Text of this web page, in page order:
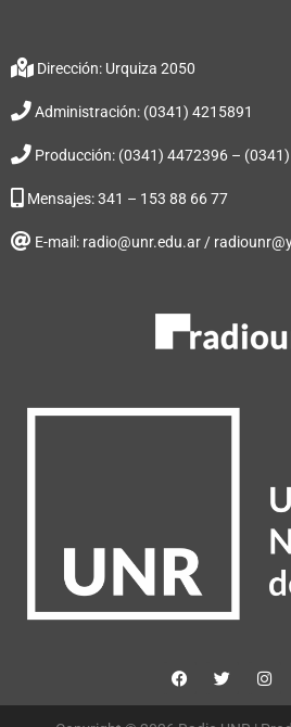
Dirección: Urquiza 2050
Administración: (0341) 4215891
Producción: (0341) 4472396 –
Mensajes: 341 – 153 88 66 77
E-mail: radio@unr.edu.ar /